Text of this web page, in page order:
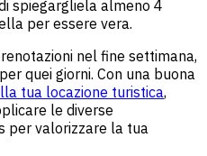
spiegargliela almeno 4
per essere vera.
nel fine settimana,
quei giorni. Con una buona
tua locazione turistica,
le diverse
per valorizzare la tua